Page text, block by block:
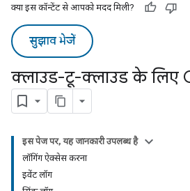
क्या इस कॉन्टेंट से आपको मदद मिली?
सुझाव भेजें
क्लाउड-टू-क्लाउड के लिए
इस पेज पर, यह जानकारी उपलब्ध है
लॉगिंग ऐक्सेस करना
इवेंट लॉग